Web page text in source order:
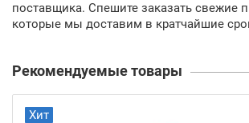
поставщика. Спешите заказать свежие
которые мы доставим в кратчайшие
Рекомендуемые товары
Хит